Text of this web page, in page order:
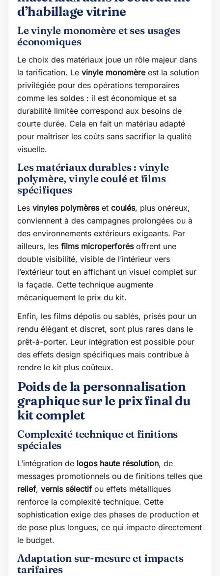
d’habillage vitrine
Le vinyle monomère et ses usages
économiques
Le choix des matériaux joue un rôle majeur dans
la tarification. Le vinyle monomèreest la solution
privilégiée pour des opérations temporaires
comme les soldes : il est économique et sa
durabilité limitée correspond aux besoins de
courte durée. Cela en fait un matériau adapté
pour maîtriser les coûts sans sacrifier la qualité
visuelle.
Les matériaux durables : vinyle
polymère, vinyle coulé et films
spécifiques
Les vinyles polymèreset coulés, plus onéreux,
conviennent à des campagnes prolongées ou à
des environnements extérieurs exigeants. Par
ailleurs, les films microperforésoffrent une
double visibilité, visible de l’intérieur vers
l’extérieur tout en affichant un visuel complet sur
la façade. Cette technique augmente
mécaniquement le prix du kit.
Enfin, les films dépolis ou sablés, prisés pour un
rendu élégant et discret, sont plus rares dans le
prêt-à-porter. Leur intégration est possible pour
des effets design spécifiques mais contribue à
rendre le kit plus coûteux.
Poids de la personnalisation
graphique sur le prix final du
kit complet
Complexité technique et finitions
spéciales
L’intégration de logos haute résolution, de
messages promotionnels ou de finitions telles que
relief, vernis sélectifou effets métalliques
renforce la complexité technique. Cette
sophistication exige des phases de production et
de pose plus longues, ce qui impacte directement
le budget.
Adaptation sur-mesure et impacts
tarifaires